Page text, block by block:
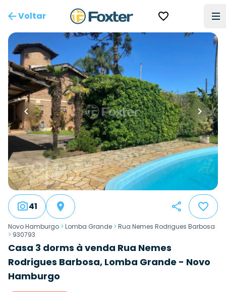
Voltar
41
Novo Hamburgo > Lomba Grande > Rua Nemes Rodrigues Barbosa
> 930793
Casa 3 dorms à venda Rua Nemes
Rodrigues Barbosa, Lomba Grande - Novo
Hamburgo